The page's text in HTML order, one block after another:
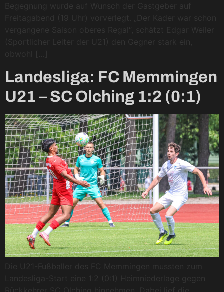
Begegnung wurde auf Wunsch der Gastgeber auf
Freitagabend (19 Uhr) vorverlegt. „Der Kader war schon
vergangene Saison oberes Regal“, schätzt Edgar Weiler
(Sportlicher Leiter der U21) den Gegner stark ein,
obwohl […]
Landesliga: FC Memmingen
U21 – SC Olching 1:2 (0:1)
Die U21-Fußballer des FC Memmingen mussten zum
Landesliga-Start eine 1:2 (0:1) Heimniederlage gegen